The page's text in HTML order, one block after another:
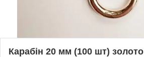
Карабін 20 мм (100 шт) золото